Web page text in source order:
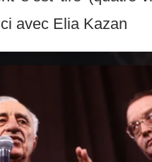
avec Elia Kazan